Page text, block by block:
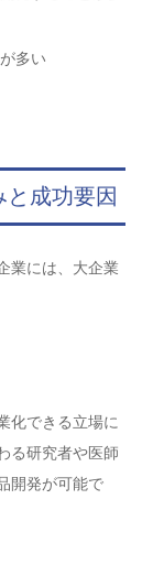
多い
成功要因
業には、大企業
化できる立場に
る研究者や医師
開発が可能で